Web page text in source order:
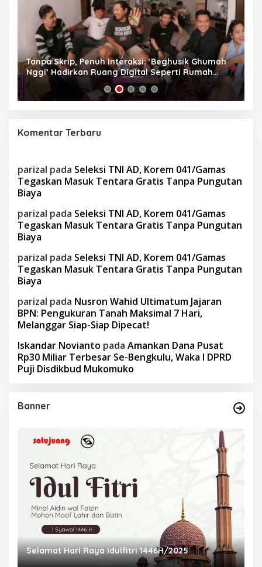
Tanpa Skrip, Penuh Interaksi: ‘Beghusik Ghumah
Nggi’ Hadirkan Ruang Digital Seperti Rumah
Sendiri
Komentar Terbaru
parizal pada Seleksi TNI AD, Korem 041/Gamas
Tegaskan Masuk Tentara Gratis Tanpa Pungutan
Biaya
parizal pada Seleksi TNI AD, Korem 041/Gamas
Tegaskan Masuk Tentara Gratis Tanpa Pungutan
Biaya
parizal pada Seleksi TNI AD, Korem 041/Gamas
Tegaskan Masuk Tentara Gratis Tanpa Pungutan
Biaya
parizal pada Nusron Wahid Ultimatum Jajaran
BPN: Pengukuran Tanah Maksimal 7 Hari,
Melanggar Siap-Siap Dipecat!
Iskandar Novianto pada Amankan Dana Pusat
Rp30 Miliar Terbesar Se-Bengkulu, Waka I DPRD
Puji Disdikbud Mukomuko
Banner
Selamat Hari Raya Idulfitri 1446H/2025